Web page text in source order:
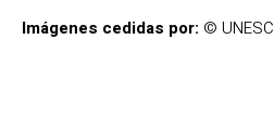
Imágenes cedidas por: ©